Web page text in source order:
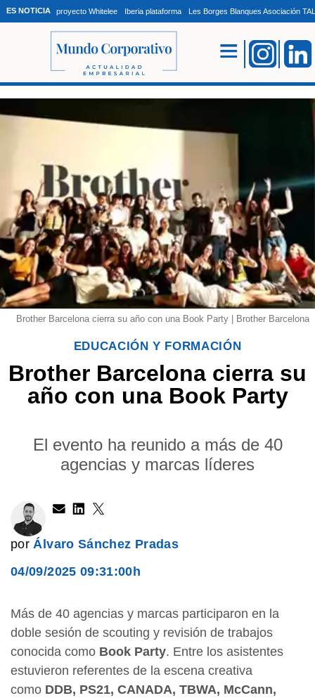
ES NOTICIA proyecto Whitelee Iberia plataforma Les Borges Blanques Asociación
Brother Barcelona cierra su año con una Book Party | Brother Barcelona
EDUCACIÓN Y FORMACIÓN
Brother Barcelona cierra su
año con una Book Party
El evento ha reunido a más de 40
agencias y marcas líderes
porÁlvaro Sánchez Pradas
04/09/2025 09:31:00h
Más de 40 agencias y marcas participaron en la
doble sesión de scouting y revisión de trabajos
conocida como Book Party. Entre los asistentes
estuvieron referentes de la escena creativa
como DDB, PS21, CANADA, TBWA, McCann,